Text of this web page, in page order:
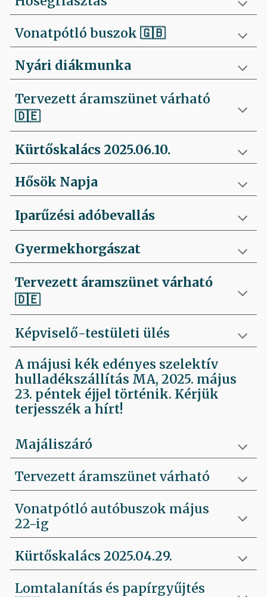
Vonatpótló buszok 🇬🇧
Nyári diákmunka
Tervezett áramszünet várható
🇩🇪
Kürtőskalács 2025.06.10.
Hősök Napja
Iparűzési adóbevallás
Gyermekhorgászat
Tervezett áramszünet várható
🇩🇪
Képviselő-testületi ülés
A májusi kék edényes szelektív
hulladékszállítás MA, 2025. május
23. péntek éjjel történik. Kérjük
terjesszék a hírt!
Majáliszáró
Tervezett áramszünet várható
Vonatpótló autóbuszok május
22-ig
Kürtőskalács 2025.04.29.
Lomtalanítás és papírgyűjtés